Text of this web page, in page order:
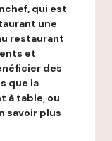
qui est
une
restaurant
et
des
que la
à table, ou
savoir plus